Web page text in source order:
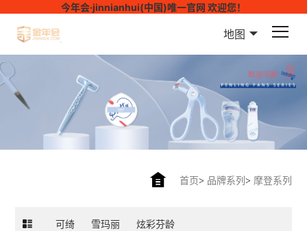
今年会·jinnianhui(中国)唯一官网 欢迎您！
地图
首页> 品牌系列 > 摩登系列
可绮 雪玛丽 炫彩芬龄